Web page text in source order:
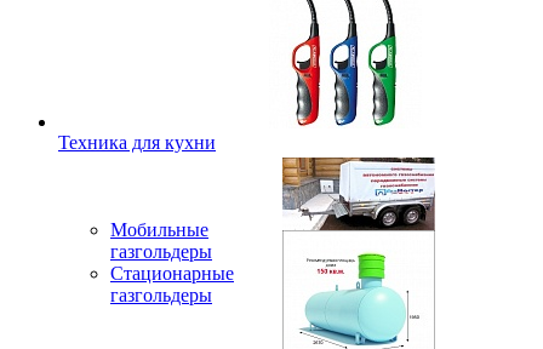
Техника для кухни
Мобильные
газгольдеры
Стационарные
газгольдеры